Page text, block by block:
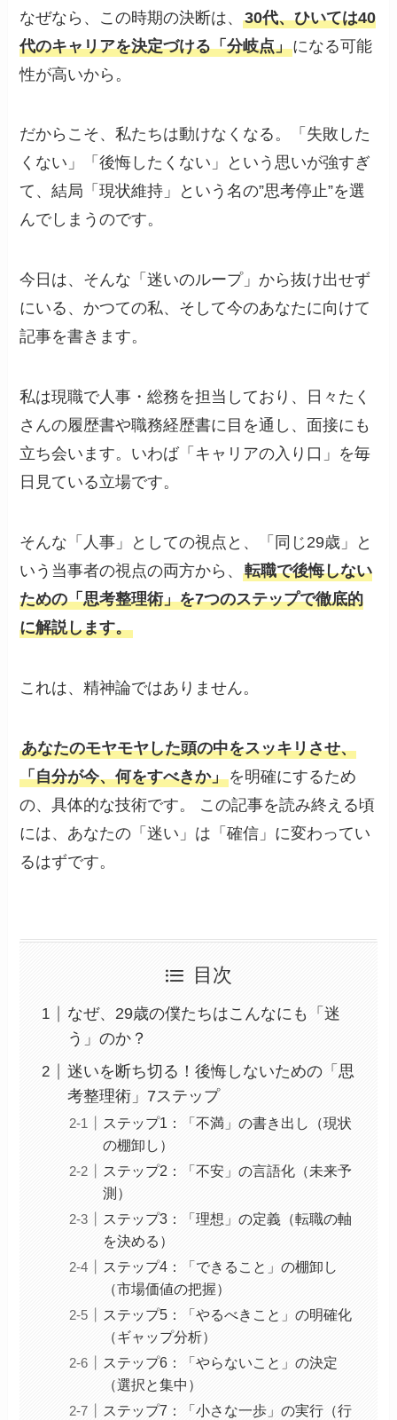
なぜなら、この時期の決断は、30代、ひいては40
代のキャリアを決定づける「分岐点」になる可能
性が高いから。
だからこそ、私たちは動けなくなる。「失敗した
くない」「後悔したくない」という思いが強すぎ
て、結局「現状維持」という名の”思考停止”を選
んでしまうのです。
今日は、そんな「迷いのループ」から抜け出せず
にいる、かつての私、そして今のあなたに向けて
記事を書きます。
私は現職で人事・総務を担当しており、日々たく
さんの履歴書や職務経歴書に目を通し、面接にも
立ち会います。いわば「キャリアの入り口」を毎
日見ている立場です。
そんな「人事」としての視点と、「同じ29歳」と
いう当事者の視点の両方から、転職で後悔しない
ための「思考整理術」を7つのステップで徹底的
に解説します。
これは、精神論ではありません。
あなたのモヤモヤした頭の中をスッキリさせ、
「自分が今、何をすべきか」を明確にするため
の、具体的な技術です。 この記事を読み終える頃
には、あなたの「迷い」は「確信」に変わってい
るはずです。
目次
なぜ、29歳の僕たちはこんなにも「迷
う」のか？
迷いを断ち切る！後悔しないための「思
考整理術」7ステップ
ステップ1：「不満」の書き出し（現状
の棚卸し）
ステップ2：「不安」の言語化（未来予
測）
ステップ3：「理想」の定義（転職の軸
を決める）
ステップ4：「できること」の棚卸し
（市場価値の把握）
ステップ5：「やるべきこと」の明確化
（ギャップ分析）
ステップ6：「やらないこと」の決定
（選択と集中）
ステップ7：「小さな一歩」の実行（行